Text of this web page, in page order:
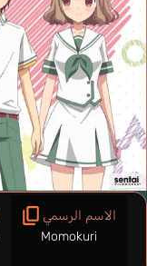
الاسم الرسمي
Momokuri